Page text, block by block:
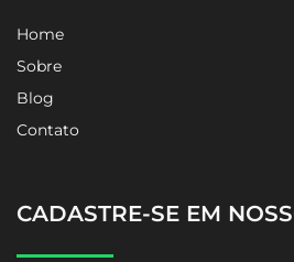
Home
Sobre
Blog
Contato
CADASTRE-SE EM